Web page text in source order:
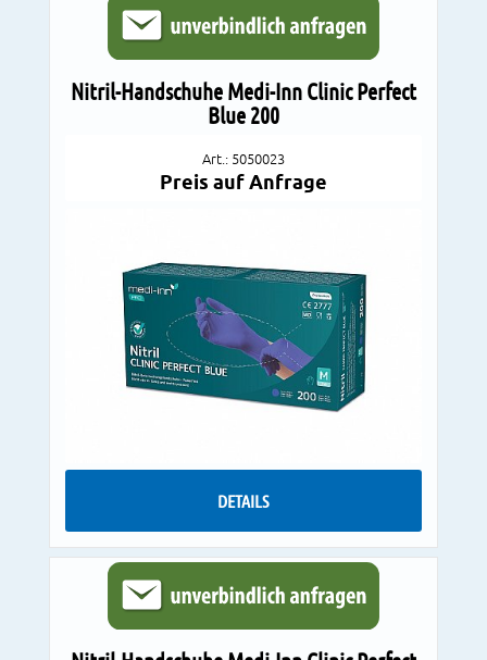
Nitril-Handschuhe Medi-Inn Clinic Perfect
Blue 200
Art.: 5050023
Preis auf Anfrage
DETAILS